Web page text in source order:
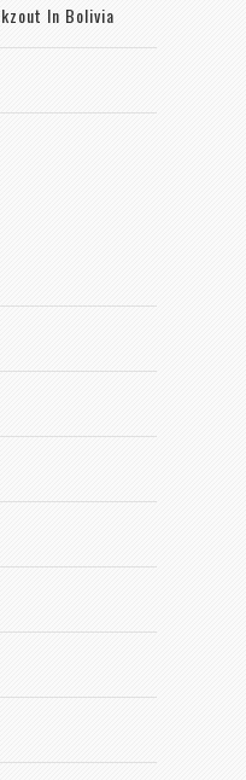
In Bolivia